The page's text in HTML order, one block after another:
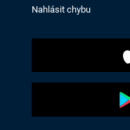
Nahlásit chybu